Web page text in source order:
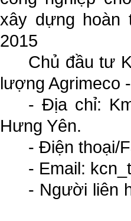
xây dựng hoàn
2015
Chủ đầu tư
lượng Agrimeco
- Địa chỉ:
Hưng Yên.
- Điện thoại/
- Email:
- Người liên